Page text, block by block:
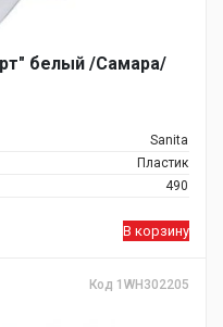
белый /Самара/
Sanita
Пластик
490
В корзину
Код 1WH302205